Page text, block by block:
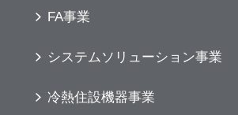
FA事業
システムソリューション事業
冷熱住設機器事業